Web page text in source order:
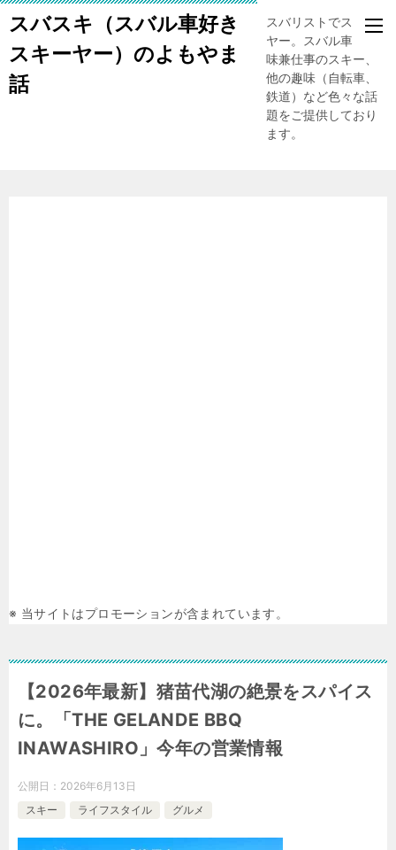
スバスキ（スバル車好き
スキーヤー）のよもやま
話
スバリストでスキー
ヤー。スバル車、趣
味兼仕事のスキー、
他の趣味（自転車、
鉄道）など色々な話
題をご提供しており
ます。
※ 当サイトはプロモーションが含まれています。
【2026年最新】猪苗代湖の絶景をスパイス
に。「THE GELANDE BBQ
INAWASHIRO」今年の営業情報
公開日： 2026年6月13日
スキー
ライフスタイル グルメ